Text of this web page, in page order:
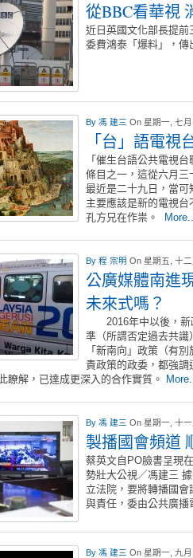
從BBC看華視
近日英國文化部長提
委費鴻泰「爆料」，
By 馮 建三 On 星期一, 七
「台」語電
「催生台語公共電視
條目之一，這從六月三
最近是二十九日，當可
主要應該是新的電視
孔方兄在作祟。
By 程 宗明 On 星期五, 十
公廣媒體南進
未來式嗎？
2016年中以後，新
準（所謂否定過去共識
「新南向」政策（有
責政策的政委，都強
瞭解，已達成更深入的合作實質。
By 馮 建三 On 星期一, 十
製播國會頻道
蔡英文自PO臉書呈現
勢壯大公視／馮建三
立法院，要將轉播國會
與責任，委由公共廣播
By 馮 建三 On 星期一, 九